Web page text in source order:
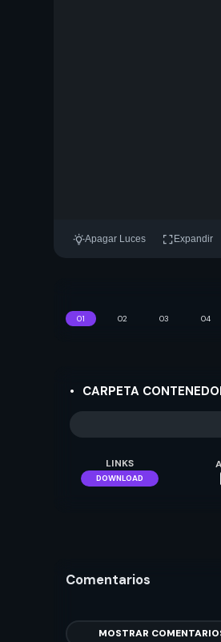
Apagar Luces Expandir
01 02 03 04
CARPETA
LINKS
DOWNLOAD
Comentarios
MOSTRAR